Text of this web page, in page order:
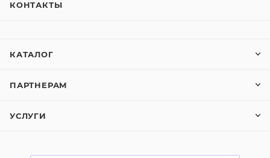
КОНТАКТЫ
КАТАЛОГ
ПАРТНЕРАМ
УСЛУГИ